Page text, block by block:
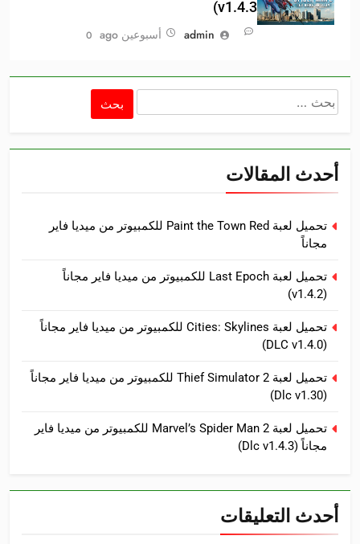
v1.4.3)
admin
أسبوعين ago 0
البحث
أحدث المقالات
تحميل لعبة Paint the Town Red للكمبيوتر من ميديا فاير
مجاناً
تحميل لعبة Last Epoch للكمبيوتر من ميديا فاير مجاناً
(v1.4.2)
تحميل لعبة Cities: Skylines للكمبيوتر من ميديا فاير مجاناً
(DLC v1.4.0)
تحميل لعبة Thief Simulator 2 للكمبيوتر من ميديا فاير مجاناً
(Dlc v1.30)
تحميل لعبة Marvel’s Spider Man 2 للكمبيوتر من ميديا فاير
مجاناً (Dlc v1.4.3)
أحدث التعليقات